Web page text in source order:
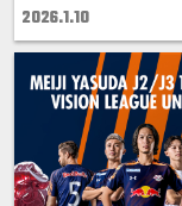
2026.1.10